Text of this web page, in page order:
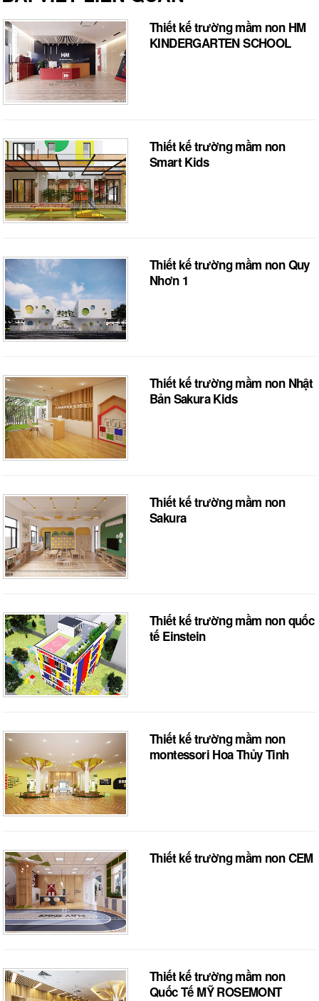
Thiết kế trường mầm non HM
KINDERGARTEN SCHOOL
Thiết kế trường mầm non
Smart Kids
Thiết kế trường mầm non Quy
Nhơn 1
Thiết kế trường mầm non Nhật
Bản Sakura Kids
Thiết kế trường mầm non
Sakura
Thiết kế trường mầm non quốc
tế Einstein
Thiết kế trường mầm non
montessori Hoa Thủy Tinh
Thiết kế trường mầm non CEM
Thiết kế trường mầm non
Quốc Tế MỸ ROSEMONT